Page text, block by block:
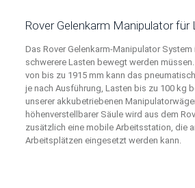
Rover Gelenkarm Manipulator für
Das Rover Gelenkarm-Manipulator
schwerere Lasten bewegt werden
von bis zu 1915 mm kann das
je nach Ausführung, Lasten bis zu 100 kg
unserer akkubetriebenen
höhenverstellbarer Säule wird aus dem
zusätzlich eine mobile Arbeitsstation, die
Arbeitsplätzen eingesetzt werden kann.